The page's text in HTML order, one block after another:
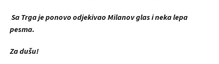
Sa Trga je ponovo odjekivao Milanov glas i neka lepa
pesma.
Za dušu!